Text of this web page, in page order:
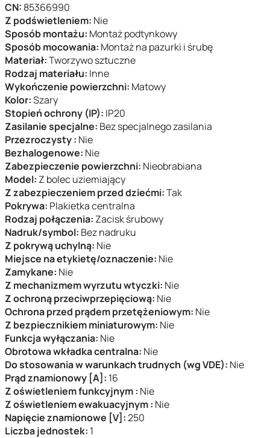
CN: 85366990
Z podświetleniem: Nie
Sposób montażu: Montaż podtynkowy
Sposób mocowania: Montaż na pazurki i śrubę
Materiał:Tworzywo sztuczne
Rodzaj materiału: Inne
Wykończenie powierzchni: Matowy
Kolor:Szary
Stopień ochrony (IP): IP20
Zasilanie specjalne: Bez specjalnego zasilania
Przezroczysty : Nie
Bezhalogenowe: Nie
Zabezpieczenie powierzchni: Nieobrabiana
Model: Z bolec uziemiający
Z zabezpieczeniem przed dziećmi:Tak
Pokrywa: Plakietka centralna
Rodzaj połączenia: Zacisk śrubowy
Nadruk/symbol: Bez nadruku
Z pokrywą uchylną: Nie
Miejsce na etykietę/oznaczenie: Nie
Zamykane: Nie
Z mechanizmem wyrzutu wtyczki: Nie
Z ochroną przeciwprzepięciową: Nie
Ochrona przed prądem przetężeniowym: Nie
Z bezpiecznikiem miniaturowym: Nie
Funkcja wyłączania: Nie
Obrotowa wkładka centralna: Nie
Do stosowania w warunkach trudnych (wg VDE): Nie
Prąd znamionowy [A]: 16
Z oświetleniem funkcyjnym : Nie
Z oświetleniem ewakuacyjnym : Nie
Napięcie znamionowe [V]:250
Liczba jednostek: 1